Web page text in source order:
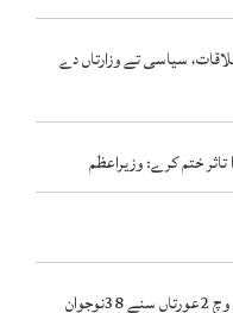
سیاسی تے وزارتاں دے
ختم کرے: وزیراعظم
مقبوضہ کشمیر وچ بھارتی مظالم، 120دناں وچ 2عورتاں سنے 38نوجوان